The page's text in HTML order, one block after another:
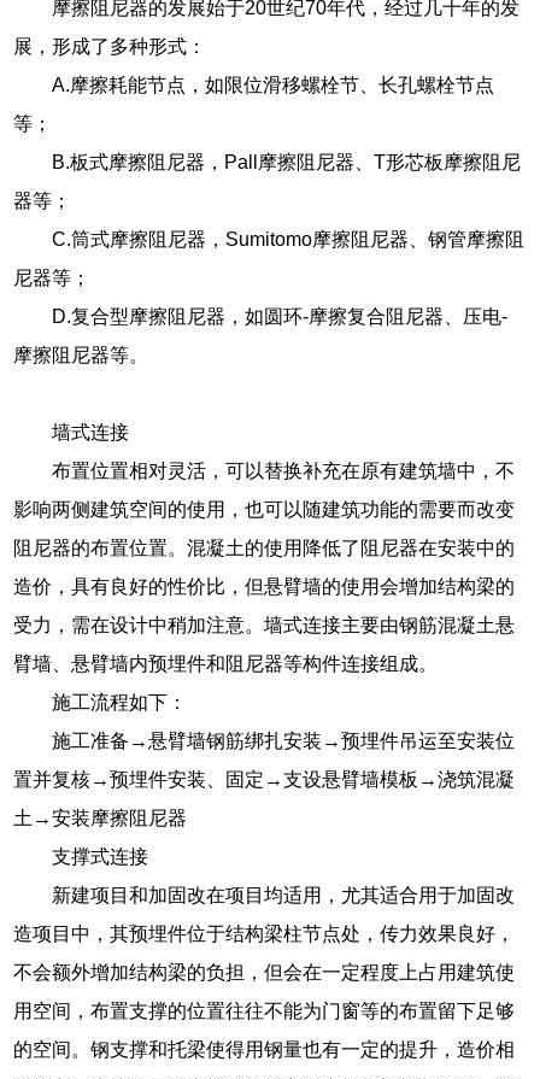
摩擦阻尼器的发展始于20世纪70年代，经过几十年的发
展，形成了多种形式：
A.摩擦耗能节点，如限位滑移螺栓节、长孔螺栓节点
等；
B.板式摩擦阻尼器，Pall摩擦阻尼器、T形芯板摩擦阻尼
器等；
C.筒式摩擦阻尼器，Sumitomo摩擦阻尼器、钢管摩擦阻
尼器等；
D.复合型摩擦阻尼器，如圆环-摩擦复合阻尼器、压电-
摩擦阻尼器等。
墙式连接
布置位置相对灵活，可以替换补充在原有建筑墙中，不
影响两侧建筑空间的使用，也可以随建筑功能的需要而改变
阻尼器的布置位置。混凝土的使用降低了阻尼器在安装中的
造价，具有良好的性价比，但悬臂墙的使用会增加结构梁的
受力，需在设计中稍加注意。墙式连接主要由钢筋混凝土悬
臂墙、悬臂墙内预埋件和阻尼器等构件连接组成。
施工流程如下：
施工准备→悬臂墙钢筋绑扎安装→预埋件吊运至安装位
置并复核→预埋件安装、固定→支设悬臂墙模板→浇筑混凝
土→安装摩擦阻尼器
支撑式连接
新建项目和加固改在项目均适用，尤其适合用于加固改
造项目中，其预埋件位于结构梁柱节点处，传力效果良好，
不会额外增加结构梁的负担，但会在一定程度上占用建筑使
用空间，布置支撑的位置往往不能为门窗等的布置留下足够
的空间。钢支撑和托梁使得用钢量也有一定的提升，造价相